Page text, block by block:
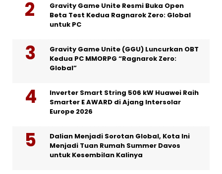
Gravity Game Unite Resmi Buka Open
Beta Test Kedua Ragnarok Zero: Global
untuk PC
Gravity Game Unite (GGU) Luncurkan OBT
Kedua PC MMORPG “Ragnarok Zero:
Global”
Inverter Smart String 506 kW Huawei Raih
Smarter E AWARD di Ajang Intersolar
Europe 2026
Dalian Menjadi Sorotan Global, Kota Ini
Menjadi Tuan Rumah Summer Davos
untuk Kesembilan Kalinya